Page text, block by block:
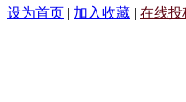
设为首页 | 加入收藏 | 在线投